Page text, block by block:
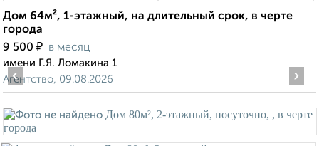
Дом 64м², 1-этажный, на длительный срок, в черте
города
9 500 ₽ в месяц
имени Г.Я. Ломакина 1
Агентство, 09.08.2026
‹ ›